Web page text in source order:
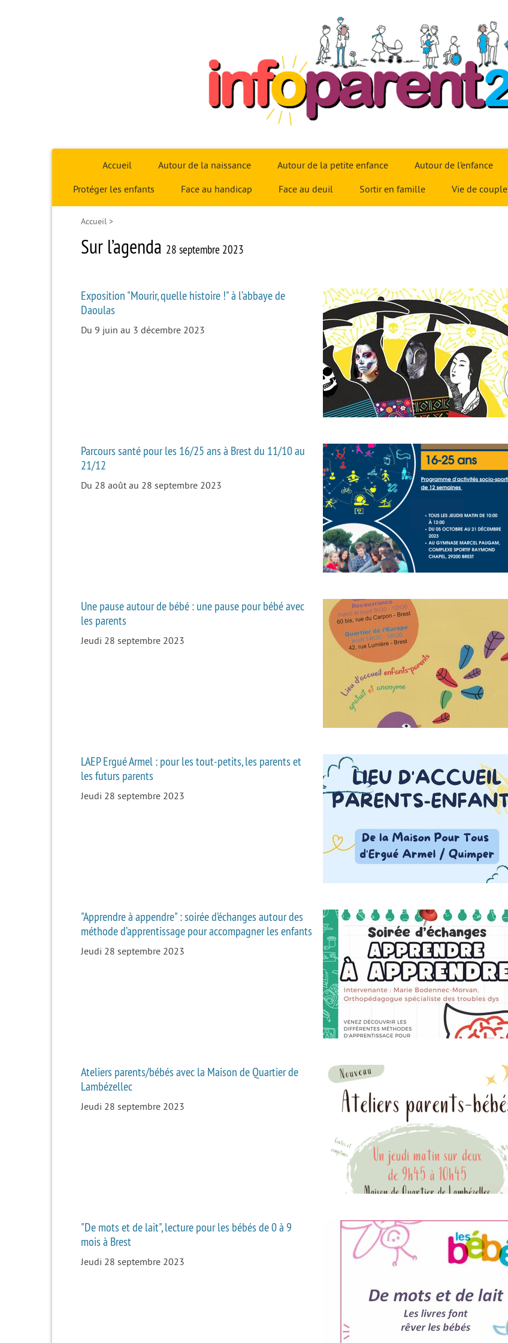
Infoparent29
Accueil Autour de la naissance Autour de la petite enfance Autour de l’enfance
Protéger les enfants Face au handicap Face au deuil Sortir en famille Vie de couple
Accueil >
Sur l’agenda 28 septembre 2023
Exposition "Mourir, quelle histoire !" à l’abbaye de
Daoulas
Du 9 juin au 3 décembre 2023
Parcours santé pour les 16/25 ans à Brest du 11/10 au
21/12
Du 28 août au 28 septembre 2023
Une pause autour de bébé : une pause pour bébé avec
les parents
Jeudi 28 septembre 2023
LAEP Ergué Armel : pour les tout-petits, les parents et
les futurs parents
Jeudi 28 septembre 2023
"Apprendre à appendre" : soirée d’échanges autour des
méthode d’apprentissage pour accompagner les enfants
Jeudi 28 septembre 2023
Ateliers parents/bébés avec la Maison de Quartier de
Lambézellec
Jeudi 28 septembre 2023
"De mots et de lait", lecture pour les bébés de 0 à 9
mois à Brest
Jeudi 28 septembre 2023